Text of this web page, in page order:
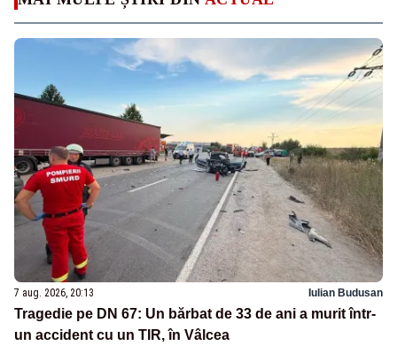
7 aug. 2026, 20:13 Iulian Budusan
Tragedie pe DN 67: Un bărbat de 33 de ani a murit într-
un accident cu un TIR, în Vâlcea